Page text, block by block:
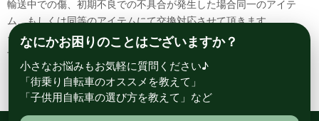
輸送中での傷、初期不良での不具合が発生した場合同一のアイテ
ム、もしくは同等のアイテムにて交換対応させて頂きます。
その場合該当部品を着払いにて返送して頂く必要が御座いますので
予めご了承ください。
なにかお困りのことはございますか？
小さなお悩みもお気軽に質問ください♪
「街乗り自転車のオススメを教えて」
「子供用自転車の選び方を教えて」など